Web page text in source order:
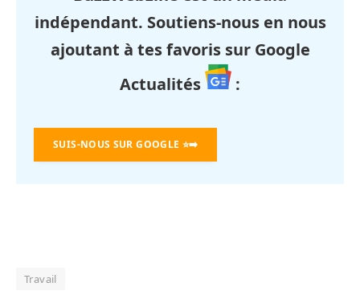
indépendant. Soutiens-nous en nous
ajoutant à tes favoris sur Google
Actualités
:
SUIS-NOUS SUR GOOGLE ⭐➡️
Travail